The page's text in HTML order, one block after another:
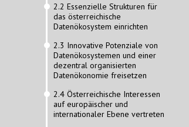
2.2 Essenzielle Strukturen für
das österreichische
Datenökosystem einrichten
2.3 Innovative Potenziale von
Datenökosystemen und einer
dezentral organisierten
Datenökonomie freisetzen
2.4 Österreichische Interessen
auf europäischer und
internationaler Ebene vertreten